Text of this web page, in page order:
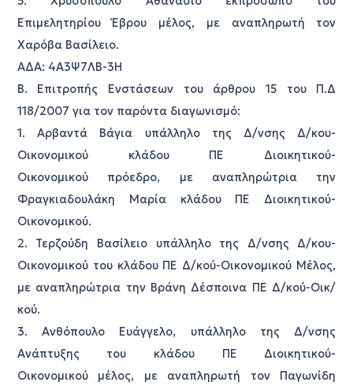
Επιμελητηρίου Έβρου μέλος, με αναπληρωτή τον
Χαρόβα Βασίλειο.
ΑΔΑ: 4Α3Ψ7ΛΒ-3Η
Β. Επιτροπής Ενστάσεων του άρθρου 15 του Π.Δ
118/2007 για τον παρόντα διαγωνισμό:
1. Αρβαντά Βάγια υπάλληλο της Δ/νσης Δ/κου-
Οικονομικού κλάδου ΠΕ Διοικητικού-
Οικονομικού πρόεδρο, με αναπληρώτρια την
Φραγκιαδουλάκη Μαρία κλάδου ΠΕ Διοικητικού-
Οικονομικού.
2. Τερζούδη Βασίλειο υπάλληλο της Δ/νσης Δ/κου-
Οικονομικού του κλάδου ΠΕ Δ/κού-Οικονομικού Μέλος,
με αναπληρώτρια την Βράνη Δέσποινα ΠΕ Δ/κού-Οικ/
κού.
3. Ανθόπουλο Ευάγγελο, υπάλληλο της Δ/νσης
Ανάπτυξης του κλάδου ΠΕ Διοικητικού-
Οικονομικού μέλος, με αναπληρωτή τον Παγωνίδη